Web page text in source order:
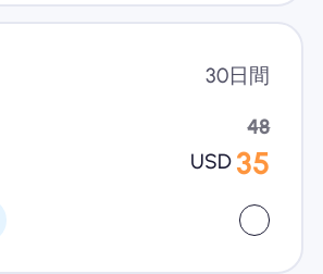
30日間
48
USD 35